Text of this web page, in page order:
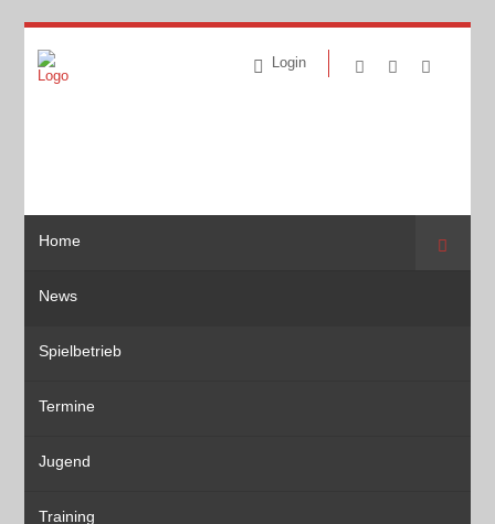
Login
Home
News
Spielbetrieb
Termine
Jugend
Training
Suche